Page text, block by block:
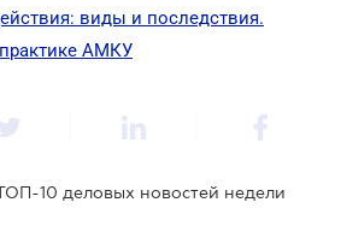
виды и последствия.
АМКУ
10 деловых новостей недели